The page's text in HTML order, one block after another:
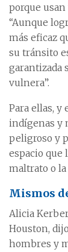
porque usan
“Aunque
más eficaz
su tránsito
garantizada
vulnera”.
Para ellas, y
indígenas y
peligroso y
espacio que
maltrato o
Mismos
Alicia
Houston,
hombres y